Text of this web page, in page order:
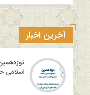
آخرین اخبار
اسلامی